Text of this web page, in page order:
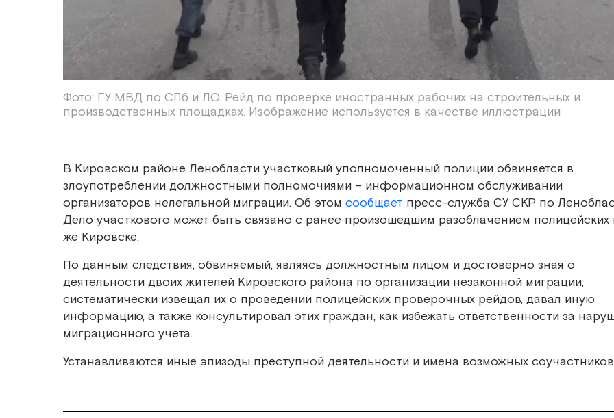
Фото: ГУ МВД по СПб и ЛО. Рейд по проверке иностранных рабочих на строительных и
производственных площадках. Изображение используется в качестве иллюстрации
В Кировском районе Ленобласти участковый уполномоченный полиции обвиняется в
злоупотреблении должностными полномочиями – информационном обслуживании
организаторов нелегальной миграции. Об этом сообщает пресс-служба СУ СКР по
Дело участкового может быть связано с ранее произошедшим разоблачением полицейских
же Кировске.
По данным следствия, обвиняемый, являясь должностным лицом и достоверно зная о
деятельности двоих жителей Кировского района по организации незаконной миграции,
систематически извещал их о проведении полицейских проверочных рейдов, давал иную
информацию, а также консультировал этих граждан, как избежать ответственности за
миграционного учета.
Устанавливаются иные эпизоды преступной деятельности и имена возможных